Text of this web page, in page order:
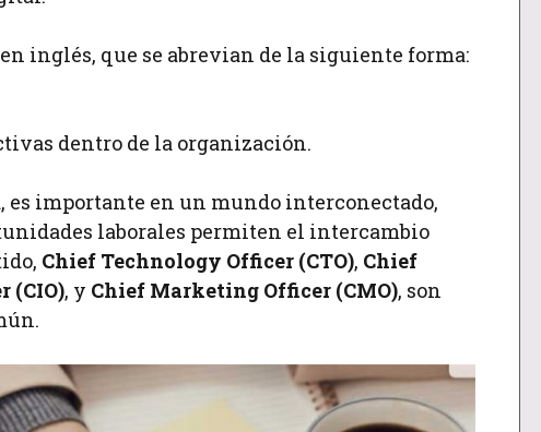
inglés, que se abrevian de la siguiente forma:
dentro de la organización.
es importante en un mundo interconectado,
laborales permiten el intercambio
Chief Technology Officer (CTO), Chief
(CIO), y Chief Marketing Officer (CMO), son